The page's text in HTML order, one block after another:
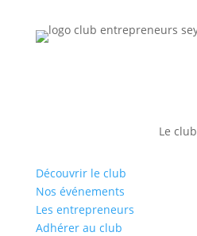
Le club
Découvrir le club
Nos événements
Les entrepreneurs
Adhérer au club